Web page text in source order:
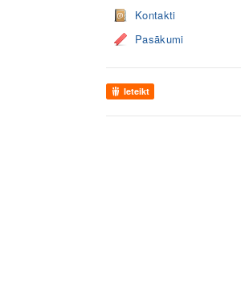
Kontakti
Pasākumi
Ieteikt